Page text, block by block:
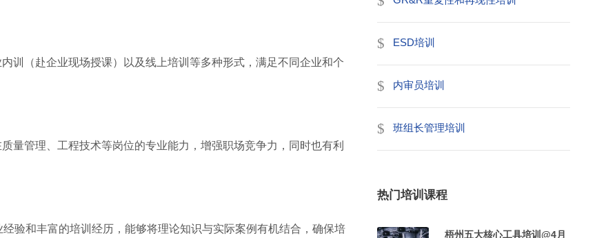
训（赴企业现场授课）以及线上培训等多种形式，满足不同企业和个
量管理、工程技术等岗位的专业能力，增强职场竞争力，同时也有利
验和丰富的培训经历，能够将理论知识与实际案例有机结合，确保培
ESD培训
内审员培训
班组长管理培训
热门培训课程
梧州五大核心工具培训@4月